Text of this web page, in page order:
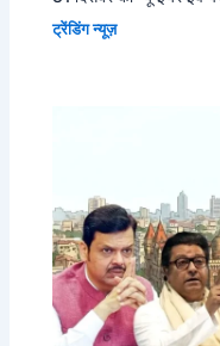
ट्रेंडिंग न्यूज़